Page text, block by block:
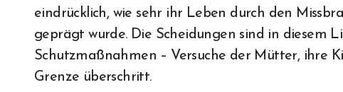
eindrücklich, wie sehr ihr Leben durch den
geprägt wurde. Die Scheidungen sind in diesem
Schutzmaßnahmen – Versuche der Mütter, ihre
Grenze überschritt.